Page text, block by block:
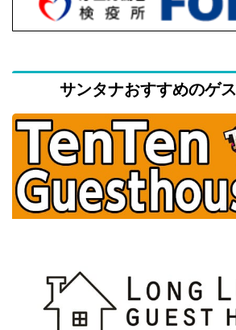
サンタナおすすめのゲ